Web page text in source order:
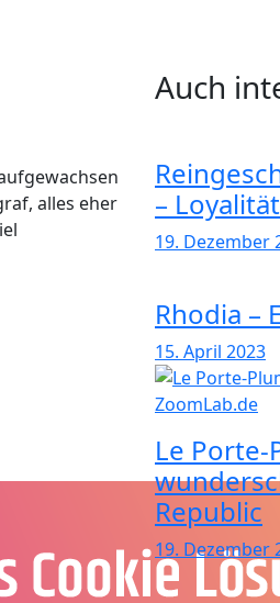
alles eher
Auch
–
19. Dezember
Rhodia –
15. April 2023
Le Porte-
Republic
19. Dezember